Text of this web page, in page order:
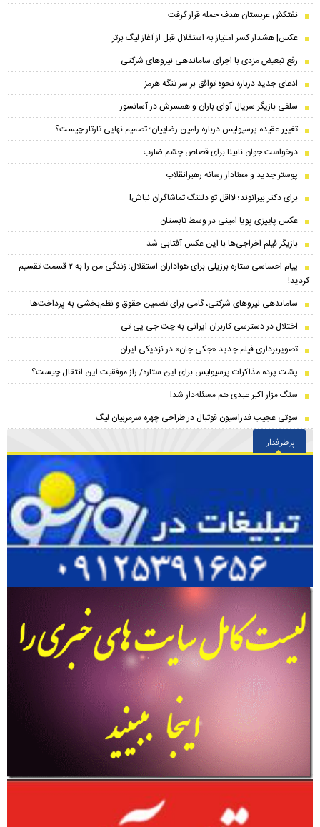
نفتکش عربستان هدف حمله قرار گرفت
عکس| هشدار کسر امتیاز به استقلال قبل از آغاز لیگ برتر
رفع تبعیض مزدی با اجرای ساماندهی نیروهای شرکتی
ادعای جدید درباره نحوه توافق بر سر تنگه هرمز
سلفی بازیگر سریال آوای باران و همسرش در آسانسور
تغییر عقیده پرسپولیس درباره رامین رضاییان؛ تصمیم نهایی تارتار چیست؟
درخواست جوان نابینا برای قصاص چشم ضارب
پوستر جدید و معنادار رسانه رهبرانقلاب
برای دکتر بیرانوند؛ لااقل تو دلتنگ تماشاگران نباش!
عکس پاییزی پویا امینی در وسط تابستان
بازیگر فیلم اخراجی‌ها با این عکس آفتابی شد
پیام احساسی ستاره برزیلی برای هواداران استقلال؛ زندگی من را به ۲ قسمت تقسیم
کردید!
ساماندهی نیروهای شرکتی، گامی برای تضمین حقوق و نظم‌بخشی به پرداخت‌ها
اختلال در دسترسی کاربران ایرانی به چت جی پی تی
تصویربرداری فیلم جدید «جکی چان» در نزدیکی ایران
پشت پرده مذاکرات پرسپولیس برای این ستاره/ راز موفقیت این انتقال چیست؟
سنگ مزار اکبر عبدی هم مسئله‌دار شد!
سوتی عجیب فدراسیون فوتبال در طراحی چهره سرمربیان لیگ
پرطرفدار